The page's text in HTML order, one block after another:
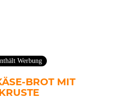
Werbung
BROT MIT